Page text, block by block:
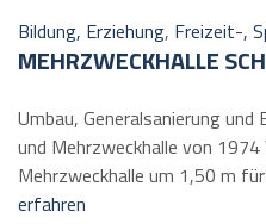
Bildung, Erziehung, Freizeit-,
MEHRZWECKHALLE
Umbau, Generalsanierung
und Mehrzweckhalle von
Mehrzweckhalle um 1,50 m
erfahren